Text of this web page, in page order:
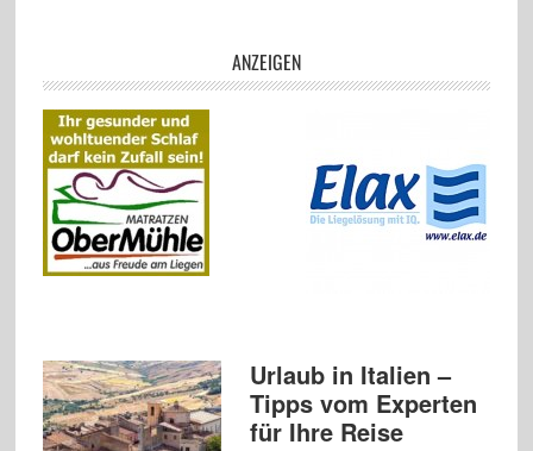
ANZEIGEN
Urlaub in Italien –
Tipps vom Experten
für Ihre Reise